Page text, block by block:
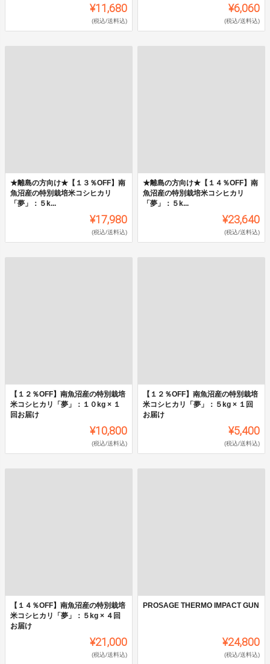
¥11,680
(税込/送料込)
¥6,060
(税込/送料込)
★離島の方向け★【１３％OFF】南
魚沼産の特別栽培米コシヒカリ
「夢」：５k...
¥17,980
(税込/送料込)
★離島の方向け★【１４％OFF】南
魚沼産の特別栽培米コシヒカリ
「夢」：５k...
¥23,640
(税込/送料込)
【１２％OFF】南魚沼産の特別栽培
米コシヒカリ「夢」：１０kg × １
回お届け
¥10,800
(税込/送料込)
【１２％OFF】南魚沼産の特別栽培
米コシヒカリ「夢」：５kg × １回
お届け
¥5,400
(税込/送料込)
【１４％OFF】南魚沼産の特別栽培
米コシヒカリ「夢」：５kg × ４回
お届け
¥21,000
(税込/送料込)
PROSAGE THERMO IMPACT GUN
¥24,800
(税込/送料込)